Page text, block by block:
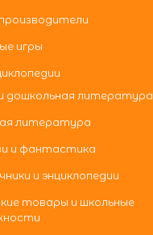
игры
дошкольная литература
литература
и фантастика
и энциклопедии
товары и школьные